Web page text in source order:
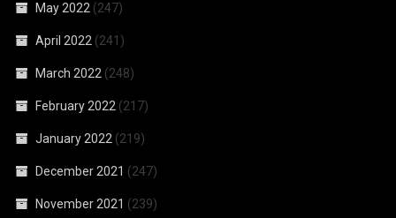
May 2022 (247)
April 2022 (241)
March 2022 (248)
February 2022 (217)
January 2022 (219)
December 2021 (247)
November 2021 (239)